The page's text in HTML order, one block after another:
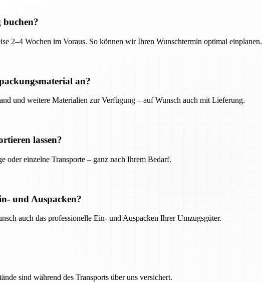
buchen?
2–4 Wochen im Voraus. So können wir Ihren Wunschtermin optimal einplanen.
an?
und weitere Materialien zur Verfügung – auf Wunsch auch mit Lieferung.
lassen?
oder einzelne Transporte – ganz nach Ihrem Bedarf.
und Auspacken?
auch das professionelle Ein- und Auspacken Ihrer Umzugsgüter.
sind während des Transports über uns versichert.